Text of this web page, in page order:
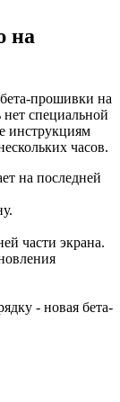
на
прошивки на
специальной
инструкциям
часов.
на последней
части экрана.
- новая бета-